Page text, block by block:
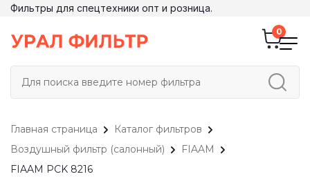
Фильтры для спецтехники опт и розница.
Главная страница
Каталог фильтров
Воздушный фильтр (салонный)
FIAAM
FIAAM PCK 8216